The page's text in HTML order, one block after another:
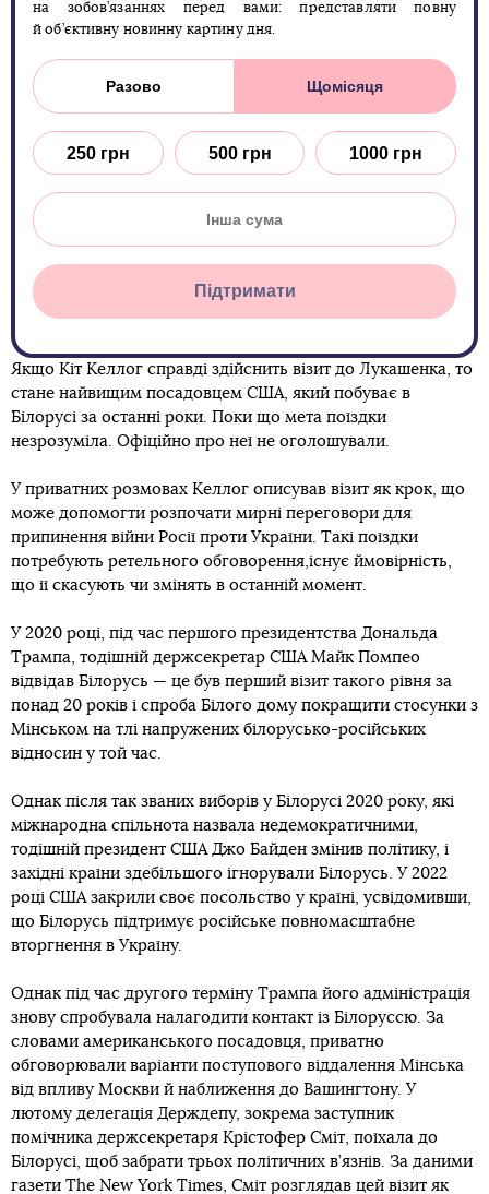
на зобов’язаннях перед вами: представляти повну
й об’єктивну новинну картину дня.
Разово Щомісяця
250 грн 500 грн 1000 грн
Підтримати
Якщо Кіт Келлог справді здійснить візит до Лукашенка, то
стане найвищим посадовцем США, який побуває в
Білорусі за останні роки. Поки що мета поїздки
незрозуміла. Офіційно про неї не оголошували.
У приватних розмовах Келлог описував візит як крок, що
може допомогти розпочати мирні переговори для
припинення війни Росії проти України. Такі поїздки
потребують ретельного обговорення,існує ймовірність,
що її скасують чи змінять в останній момент.
У 2020 році, під час першого президентства Дональда
Трампа, тодішній держсекретар США Майк Помпео
відвідав Білорусь — це був перший візит такого рівня за
понад 20 років і спроба Білого дому покращити стосунки з
Мінськом на тлі напружених білорусько-російських
відносин у той час.
Однак після так званих виборів у Білорусі 2020 року, які
міжнародна спільнота назвала недемократичними,
тодішній президент США Джо Байден змінив політику, і
західні країни здебільшого ігнорували Білорусь. У 2022
році США закрили своє посольство у країні, усвідомивши,
що Білорусь підтримує російське повномасштабне
вторгнення в Україну.
Однак під час другого терміну Трампа його адміністрація
знову спробувала налагодити контакт із Білоруссю. За
словами американського посадовця, приватно
обговорювали варіанти поступового віддалення Мінська
від впливу Москви й наближення до Вашингтону. У
лютому делегація Держдепу, зокрема заступник
помічника держсекретаря Крістофер Сміт, поїхала до
Білорусі, щоб забрати трьох політичних в’язнів. За даними
газети The New York Times, Сміт розглядав цей візит як